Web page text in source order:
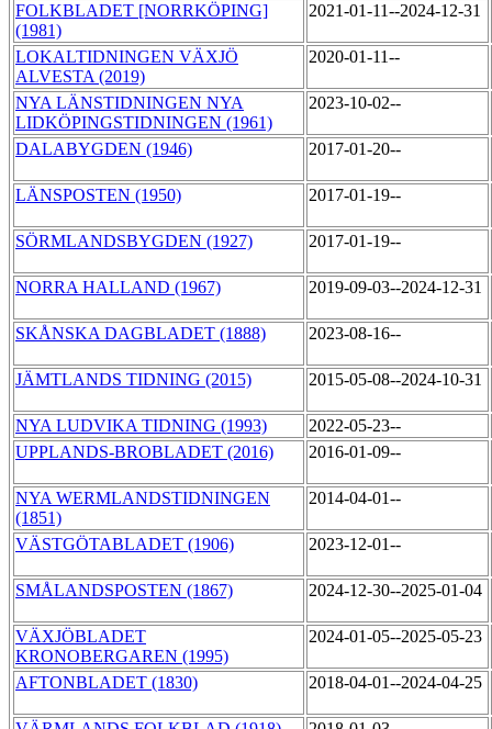
FOLKBLADET [NORRKÖPING]
(1981)
2021-01-11--2024-12-31
LOKALTIDNINGEN VÄXJÖ
ALVESTA (2019)
2020-01-11--
NYA LÄNSTIDNINGEN NYA
LIDKÖPINGSTIDNINGEN (1961)
2023-10-02--
DALABYGDEN (1946) 2017-01-20--
LÄNSPOSTEN (1950) 2017-01-19--
SÖRMLANDSBYGDEN (1927) 2017-01-19--
NORRA HALLAND (1967) 2019-09-03--2024-12-31
SKÅNSKA DAGBLADET (1888) 2023-08-16--
JÄMTLANDS TIDNING (2015) 2015-05-08--2024-10-31
NYA LUDVIKA TIDNING (1993)
2022-05-23--
UPPLANDS-BROBLADET (2016)
2016-01-09--
NYA WERMLANDSTIDNINGEN
(1851)
2014-04-01--
VÄSTGÖTABLADET (1906) 2023-12-01--
SMÅLANDSPOSTEN (1867) 2024-12-30--2025-01-04
VÄXJÖBLADET
KRONOBERGAREN (1995)
2024-01-05--2025-05-23
AFTONBLADET (1830) 2018-04-01--2024-04-25